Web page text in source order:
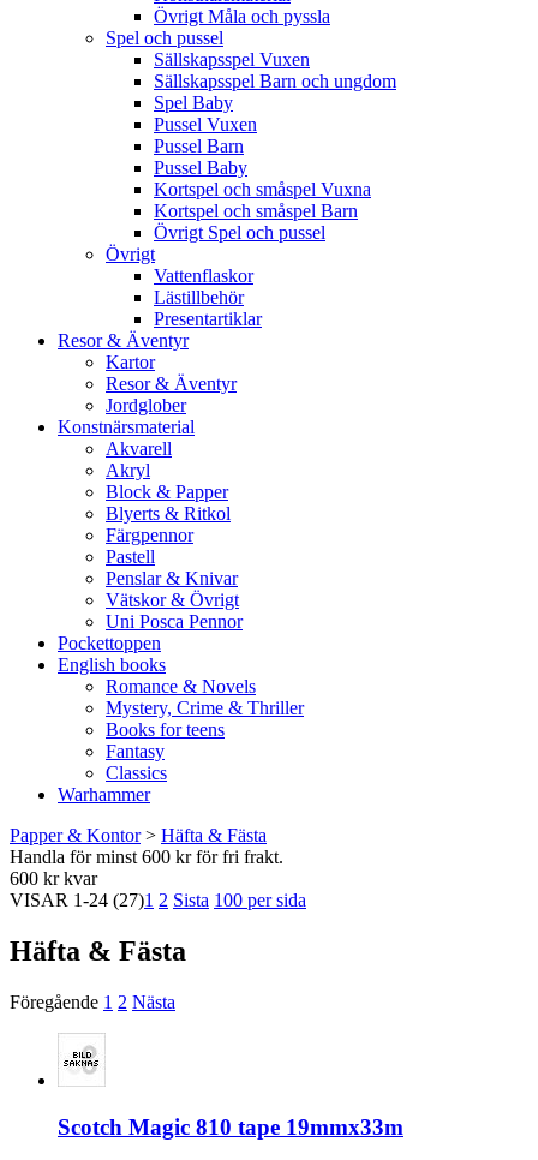
Övrigt Måla och pyssla
Spel och pussel
Sällskapsspel Vuxen
Sällskapsspel Barn och ungdom
Spel Baby
Pussel Vuxen
Pussel Barn
Pussel Baby
Kortspel och småspel Vuxna
Kortspel och småspel Barn
Övrigt Spel och pussel
Övrigt
Vattenflaskor
Lästillbehör
Presentartiklar
Resor & Äventyr
Kartor
Resor & Äventyr
Jordglober
Konstnärsmaterial
Akvarell
Akryl
Block & Papper
Blyerts & Ritkol
Färgpennor
Pastell
Penslar & Knivar
Vätskor & Övrigt
Uni Posca Pennor
Pockettoppen
English books
Romance & Novels
Mystery, Crime & Thriller
Books for teens
Fantasy
Classics
Warhammer
Papper & Kontor> Häfta & Fästa
Handla för minst 600 kr för fri frakt.
600 kr kvar
VISAR 1-24 (27)1 2 Sista 100 per sida
Häfta & Fästa
Föregående 1 2 Nästa
Scotch Magic 810 tape 19mmx33m